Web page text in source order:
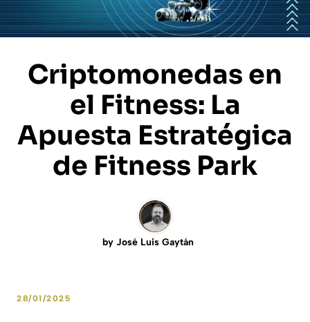
Criptomonedas en
el Fitness: La
Apuesta Estratégica
de Fitness Park
by José Luis Gaytán
28/01/2025